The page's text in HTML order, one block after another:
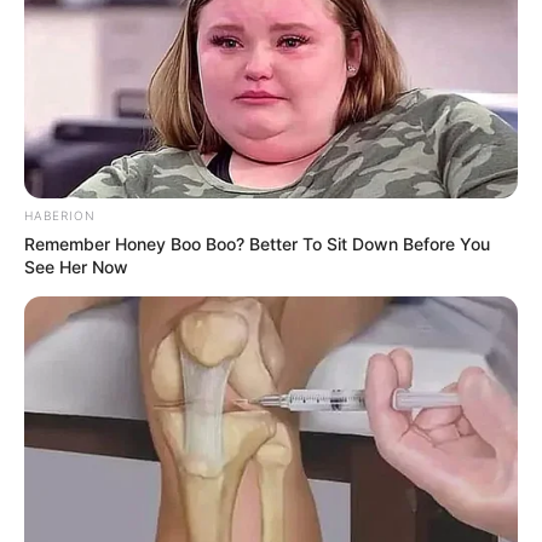
1. Moon Geun Young berperan sebagai Yoo Ryung
(foto: tvN)
Roo Ryung adalah seorang gadis muda yang kehilangan saudara
kembarnya. Saudara kembarnya tersebut menderita autis dan
diculik oleh pembunuh berantai. Upaya untuk mendapatkan
HABERION
Remember Honey Boo Boo? Better To Sit Down Before You
See Her Now